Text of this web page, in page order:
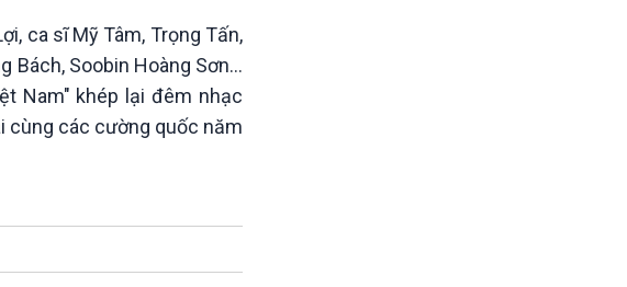
ca sĩ Mỹ Tâm, Trọng Tấn,
Bách, Soobin Hoàng Sơn…
Nam" khép lại đêm nhạc
cùng các cường quốc năm